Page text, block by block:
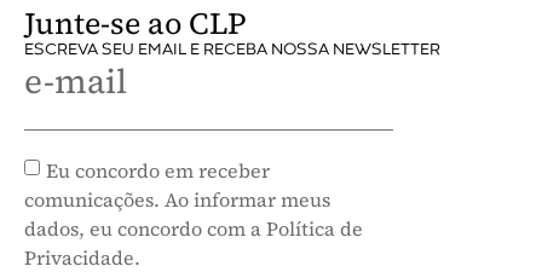
Junte-se ao CLP
ESCREVA SEU EMAIL E RECEBA NOSSA NEWSLETTER
e-mail
Eu concordo em receber
comunicações. Ao informar meus
dados, eu concordo com a Política de
Privacidade.